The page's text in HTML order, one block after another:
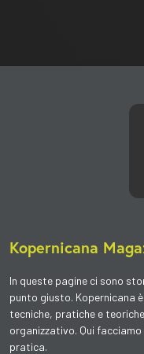
Kopernicana
In queste pagine ci sono
punto giusto. Kopernicana è
tecniche, pratiche e
organizzativo. Qui
pratica.